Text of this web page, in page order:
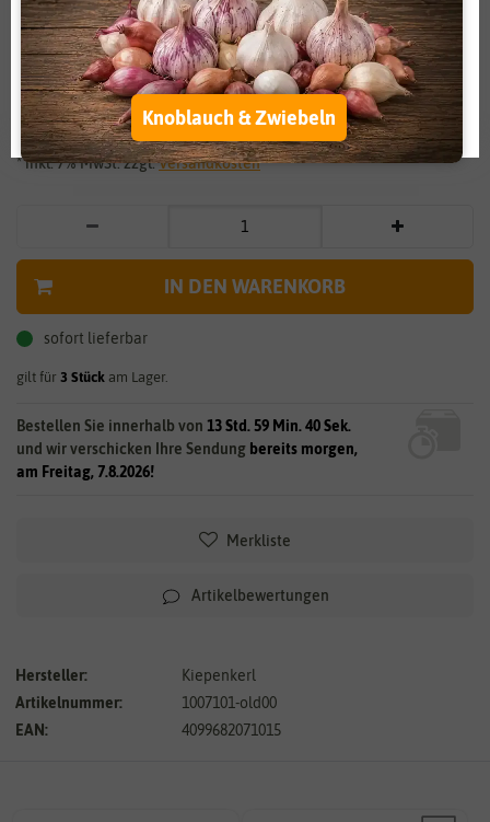
Kopfsalat Attraktion
1,59 €
*
* inkl. 7% MwSt. zzgl.Versandkosten
IN DEN WARENKORB
sofort lieferbar
gilt für 3 Stück am Lager.
Bestellen Sie innerhalb von 13 Std. 59 Min. 40 Sek.
und wir verschicken Ihre Sendung bereits morgen,
am Freitag, 7.8.2026!
Merkliste
Artikelbewertungen
Hersteller:
Kiepenkerl
Artikelnummer:
1007101-old00
EAN:
4099682071015
Alle akzeptieren
Alle ablehnen
Auswahl akzeptieren
Knoblauch & Zwiebeln